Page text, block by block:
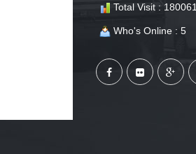
Total Visit : 180061
Who's Online : 5